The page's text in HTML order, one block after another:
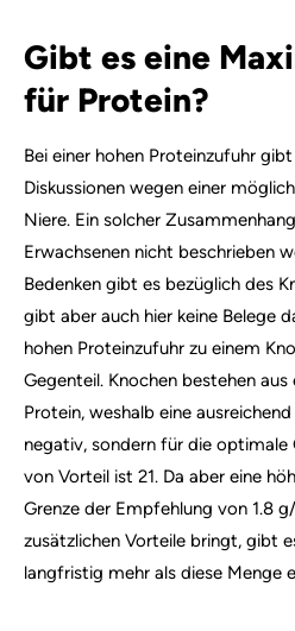
Gibt es eine
für Protein?
Bei einer hohen Proteinzufuhr
Diskussionen wegen einer
Niere. Ein solcher
Erwachsenen nicht beschrieben
Bedenken gibt es bezüglich des
gibt aber auch hier keine Belege
hohen Proteinzufuhr zu einem
Gegenteil. Knochen bestehen
Protein, weshalb eine
negativ, sondern für die optimale
von Vorteil ist 21. Da aber eine
Grenze der Empfehlung von 1.8
zusätzlichen Vorteile bringt, gibt
langfristig mehr als diese Menge